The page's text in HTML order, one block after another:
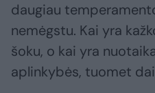
daugiau
nemėgstu. Kai yra
šoku, o kai yra
aplinkybės, tuomet